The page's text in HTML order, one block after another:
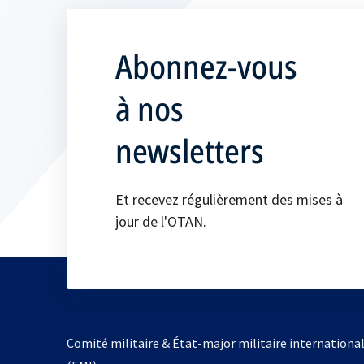
Abonnez-vous
à nos
newsletters
Et recevez régulièrement des mises à
jour de l'OTAN.
Comité militaire & État-major militaire international